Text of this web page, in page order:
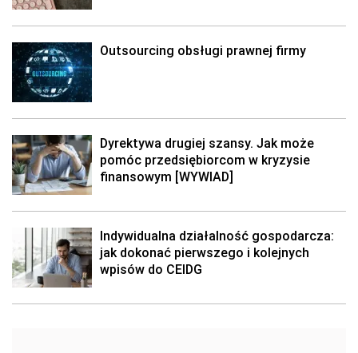
Outsourcing obsługi prawnej firmy
Dyrektywa drugiej szansy. Jak może
pomóc przedsiębiorcom w kryzysie
finansowym [WYWIAD]
Indywidualna działalność gospodarcza:
jak dokonać pierwszego i kolejnych
wpisów do CEIDG